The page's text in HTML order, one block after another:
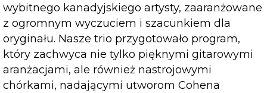
wybitnego kanadyjskiego artysty, zaaranżowane
z ogromnym wyczuciem i szacunkiem dla
oryginału. Nasze trio przygotowało program,
który zachwyca nie tylko pięknymi gitarowymi
aranżacjami, ale również nastrojowymi
chórkami, nadającymi utworom Cohena